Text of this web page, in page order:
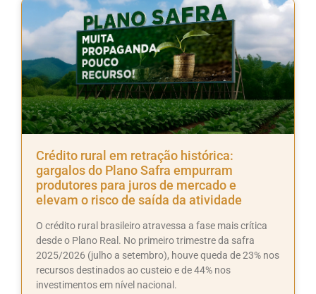
Crédito rural em retração histórica:
gargalos do Plano Safra empurram
produtores para juros de mercado e
elevam o risco de saída da atividade
O crédito rural brasileiro atravessa a fase mais crítica
desde o Plano Real. No primeiro trimestre da safra
2025/2026 (julho a setembro), houve queda de 23% nos
recursos destinados ao custeio e de 44% nos
investimentos em nível nacional.